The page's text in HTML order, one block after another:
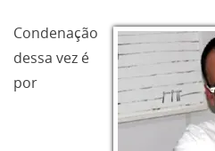
Informe especial
Condenação
dessa vez é
por